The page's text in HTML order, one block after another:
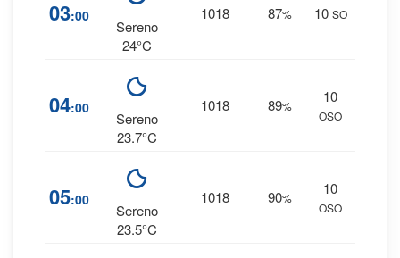
03:00
Sereno
24°C
1018 87% 10 SO
04:00
Sereno
23.7°C
1018 89%
10
OSO
05:00
Sereno
23.5°C
1018 90%
10
OSO